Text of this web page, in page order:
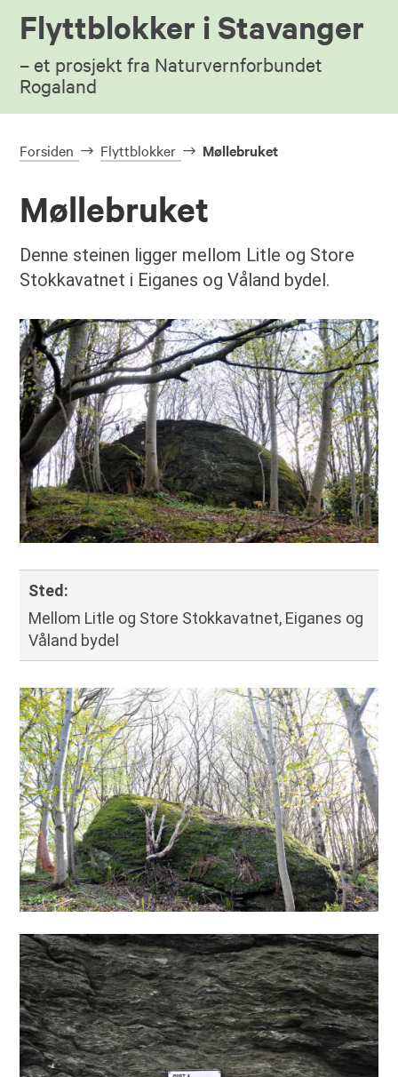
Flyttblokker i Stavanger
– et prosjekt fra Naturvernforbundet
Rogaland
Forsiden Flyttblokker Møllebruket
Møllebruket
Denne steinen ligger mellom Litle og Store
Stokkavatnet i Eiganes og Våland bydel.
Sted :
Mellom Litle og Store Stokkavatnet, Eiganes og
Våland bydel